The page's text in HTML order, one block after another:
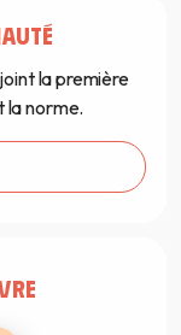
la première
la norme.